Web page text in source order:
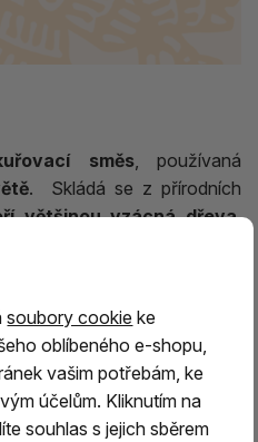
směs, používaná
. Skládá se z přírodních
většinou vzácná dřeva,
oleje, pryskyřice, ambra a
recept, který se dědí
se lišit v použití výchozích
Jde vždy o ruční práci
Obecně platí, že čím je
soubory cookie ke
oblíbeného e-shopu,
vašim potřebám, ke
účelům. Kliknutím na
souhlas s jejich sběrem